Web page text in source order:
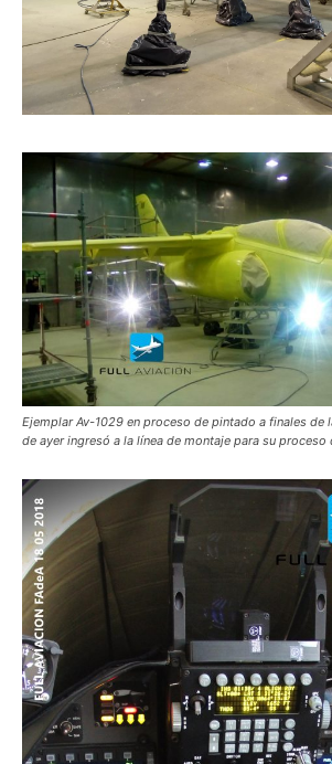
Ejemplar Av-1029 en proceso de pintado a finales de
de ayer ingresó a la línea de montaje para su proceso